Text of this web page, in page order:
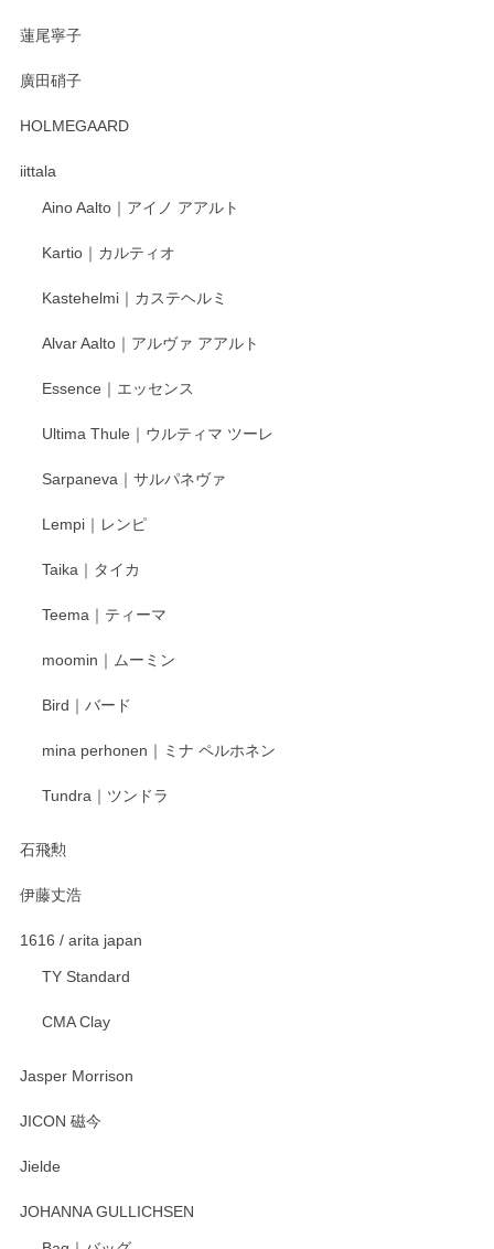
蓮尾寧子
廣田硝子
HOLMEGAARD
iittala
Aino Aalto｜アイノ アアルト
Kartio｜カルティオ
Kastehelmi｜カステヘルミ
Alvar Aalto｜アルヴァ アアルト
Essence｜エッセンス
Ultima Thule｜ウルティマ ツーレ
Sarpaneva｜サルパネヴァ
Lempi｜レンピ
Taika｜タイカ
Teema｜ティーマ
moomin｜ムーミン
Bird｜バード
mina perhonen｜ミナ ペルホネン
Tundra｜ツンドラ
石飛勲
伊藤丈浩
1616 / arita japan
TY Standard
CMA Clay
Jasper Morrison
JICON 磁今
Jielde
JOHANNA GULLICHSEN